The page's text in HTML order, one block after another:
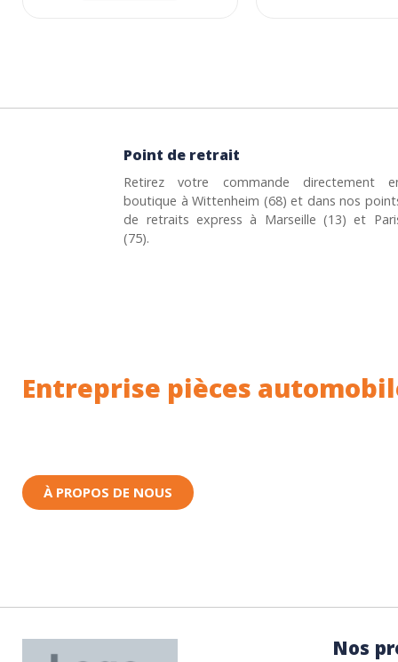
Point de retrait
Retirez votre commande directement
boutique à Wittenheim (68) et dans nos
de retraits express à Marseille (13) et
(75).
Entreprise pièces
À PROPOS DE NOUS
Nos